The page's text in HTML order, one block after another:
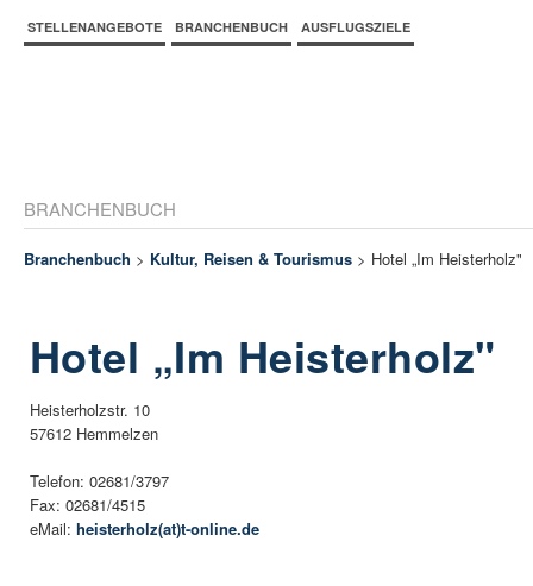
STELLENANGEBOTE BRANCHENBUCH AUSFLUGSZIELE
BRANCHENBUCH
Branchenbuch > Kultur, Reisen & Tourismus > Hotel „Im Heisterholz"
Hotel „Im Heisterholz"
Heisterholzstr. 10
57612 Hemmelzen
Telefon: 02681/3797
Fax: 02681/4515
eMail: heisterholz(at)t-online.de